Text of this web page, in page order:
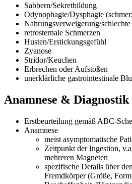
Sabbern/Sekretbildung
Odynophagie/Dysphagie
Nahrungsverweigerung/
retrosternale Schmerzen
Husten/Erstickungsgefühl
Zyanose
Stridor/Keuchen
Erbrechen oder Aufstoßen
unerklärliche gastrointestinale
Anamnese & Diagnostik
Erstbeurteilung gemäß ABC-
Anamnese
meist asymptomatische
Zeitpunkt der Ingestion,
mehreren Magneten
spezifische Details über
Fremdkörper (Größe,